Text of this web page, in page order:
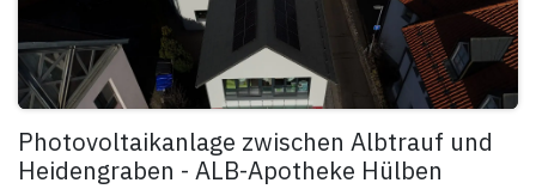
Photovoltaikanlage zwischen Albtrauf und
Heidengraben - ALB-Apotheke Hülben